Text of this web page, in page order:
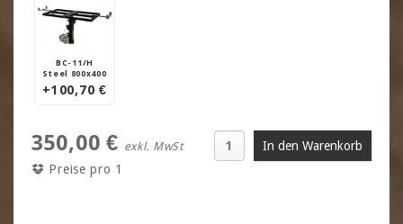
BC-11/H
Steel 800x400
+100,70 €
350,00 € exkl. MwSt
Preise pro 1